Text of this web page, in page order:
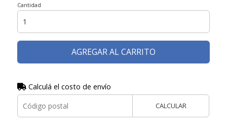
Cantidad
AGREGAR AL CARRITO
Calculá el costo de envío
CALCULAR